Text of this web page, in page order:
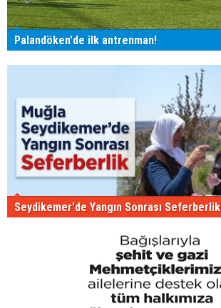
Palandöken'de ilk antrenman!
Seydikemer'de Yangın Sonrası Seferberlik